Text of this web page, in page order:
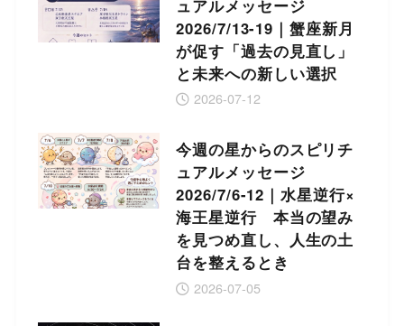
ュアルメッセージ
2026/7/13-19｜蟹座新月
が促す「過去の見直し」
と未来への新しい選択
2026-07-12
今週の星からのスピリチ
ュアルメッセージ
2026/7/6-12｜水星逆行×
海王星逆行 本当の望み
を見つめ直し、人生の土
台を整えるとき
2026-07-05